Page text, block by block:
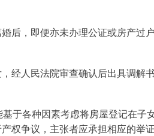
后，即便亦未办理公证或房产过
经人民法院审查确认后出具调解
于各种因素考虑将房屋登记在子
权争议，主张者应承担相应的举